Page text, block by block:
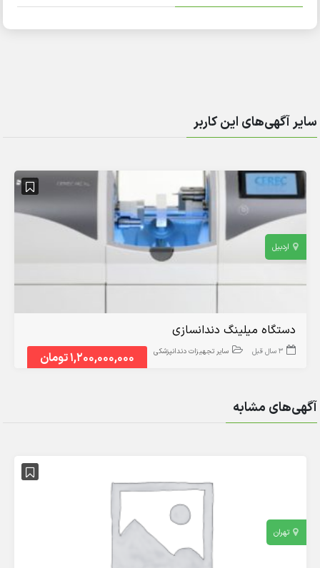
سایر آگهی‌های این کاربر
اردبیل
1,200,000,000 تومان
دستگاه میلینگ دندانسازی
3 سال قبل سایر تجهیزات دندانپزشکی
آگهی‌های مشابه
تهران